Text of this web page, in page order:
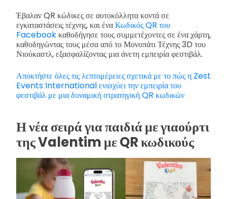
Έβαλαν QR κώδικες σε αυτοκόλλητα κοντά σε
εγκαταστάσεις τέχνης, και έναΚωδικός QR του
Facebookκαθοδήγησε τους συμμετέχοντες σε ένα χάρτη,
καθοδηγώντας τους μέσα από το Μονοπάτι Τέχνης 3D του
Νιούκαστλ, εξασφαλίζοντας μια άνετη εμπειρία φεστιβάλ.
Αποκτήστε όλες τις λεπτομέρειες σχετικά με το πώς η Zest
Events International ενισχύει την εμπειρία του
φεστιβάλ με μια δυναμική στρατηγική QR κωδικών
Η νέα σειρά για παιδιά με γιαούρτι
της Valentim με QR κωδικούς